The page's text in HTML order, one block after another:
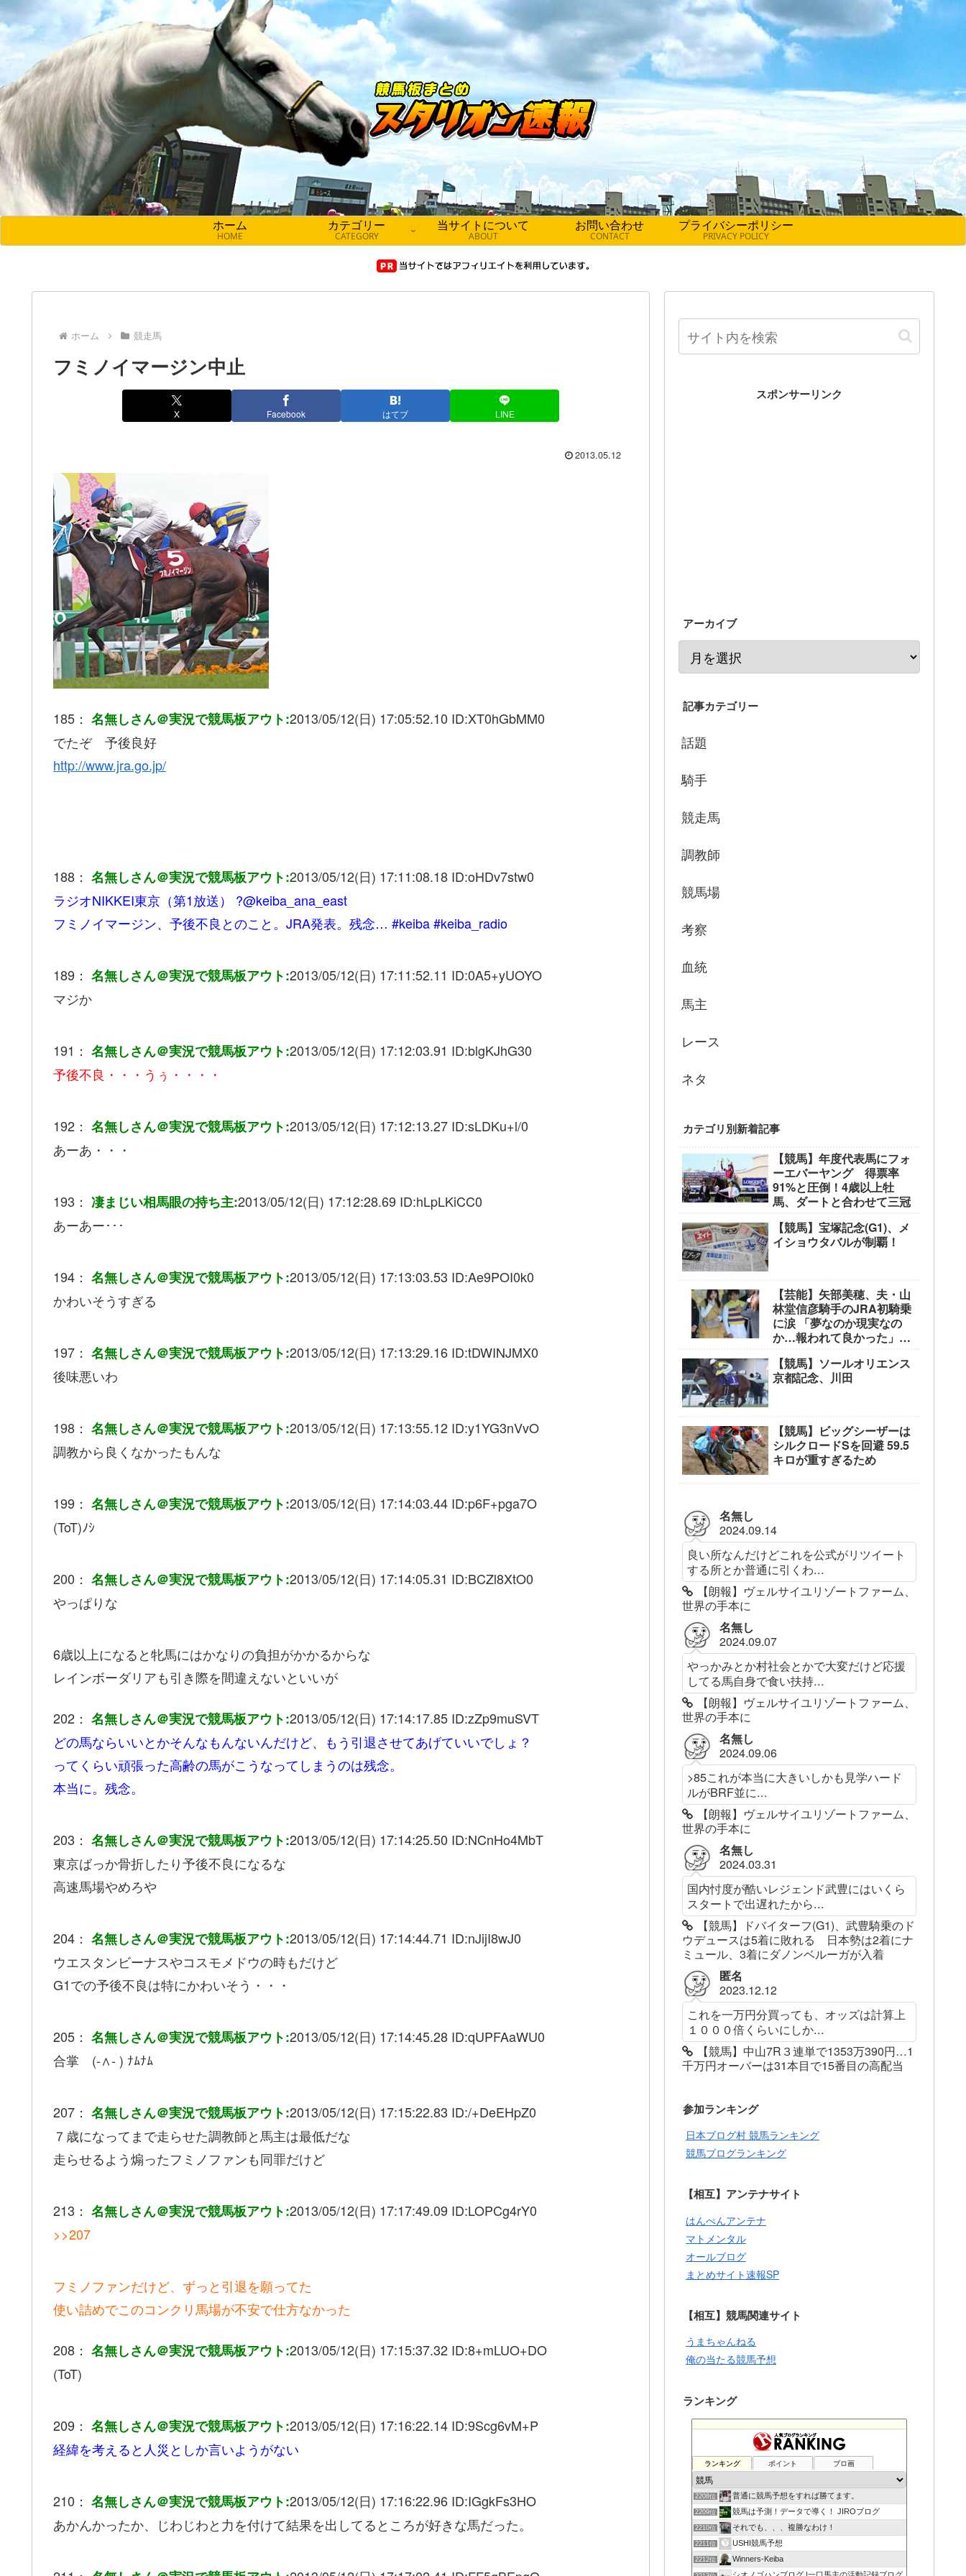
ホーム
HOME
カテゴリー
CATEGORY
当サイトについて
ABOUT
お問い合わせ
CONTACT
プライバシーポリシー
PRIVACY POLICY
ホーム 競走馬
フミノイマージン中止
X Facebook はてブ LINE
2013.05.12
185： 名無しさん＠実況で競馬板アウト:2013/05/12(日) 17:05:52.10 ID:XT0hGbMM0
でたぞ 予後良好
http://www.jra.go.jp/
188： 名無しさん＠実況で競馬板アウト:2013/05/12(日) 17:11:08.18 ID:oHDv7stw0
ラジオNIKKEI東京（第1放送） ?@keiba_ana_east
フミノイマージン、予後不良とのこと。JRA発表。残念… #keiba #keiba_radio
189： 名無しさん＠実況で競馬板アウト:2013/05/12(日) 17:11:52.11 ID:0A5+yUOYO
マジか
191： 名無しさん＠実況で競馬板アウト:2013/05/12(日) 17:12:03.91 ID:blgKJhG30
予後不良・・・うぅ・・・・
192： 名無しさん＠実況で競馬板アウト:2013/05/12(日) 17:12:13.27 ID:sLDKu+l/0
あーあ・・・
193： 凄まじい相馬眼の持ち主:2013/05/12(日) 17:12:28.69 ID:hLpLKiCC0
あーあー･･･
194： 名無しさん＠実況で競馬板アウト:2013/05/12(日) 17:13:03.53 ID:Ae9POI0k0
かわいそうすぎる
197： 名無しさん＠実況で競馬板アウト:2013/05/12(日) 17:13:29.16 ID:tDWINJMX0
後味悪いわ
198： 名無しさん＠実況で競馬板アウト:2013/05/12(日) 17:13:55.12 ID:y1YG3nVvO
調教から良くなかったもんな
199： 名無しさん＠実況で競馬板アウト:2013/05/12(日) 17:14:03.44 ID:p6F+pga7O
(ToT)ﾉｼ
200： 名無しさん＠実況で競馬板アウト:2013/05/12(日) 17:14:05.31 ID:BCZl8XtO0
やっぱりな
6歳以上になると牝馬にはかなりの負担がかかるからな
レインボーダリアも引き際を間違えないといいが
202： 名無しさん＠実況で競馬板アウト:2013/05/12(日) 17:14:17.85 ID:zZp9muSVT
どの馬ならいいとかそんなもんないんだけど、もう引退させてあげていいでしょ？
ってくらい頑張った高齢の馬がこうなってしまうのは残念。
本当に。残念。
203： 名無しさん＠実況で競馬板アウト:2013/05/12(日) 17:14:25.50 ID:NCnHo4MbT
東京ばっか骨折したり予後不良になるな
高速馬場やめろや
204： 名無しさん＠実況で競馬板アウト:2013/05/12(日) 17:14:44.71 ID:nJijI8wJ0
ウエスタンビーナスやコスモメドウの時もだけど
G1での予後不良は特にかわいそう・・・
205： 名無しさん＠実況で競馬板アウト:2013/05/12(日) 17:14:45.28 ID:qUPFAaWU0
合掌 (-∧- ) ﾅﾑﾅﾑ
207： 名無しさん＠実況で競馬板アウト:2013/05/12(日) 17:15:22.83 ID:/+DeEHpZ0
７歳になってまで走らせた調教師と馬主は最低だな
走らせるよう煽ったフミノファンも同罪だけど
213： 名無しさん＠実況で競馬板アウト:2013/05/12(日) 17:17:49.09 ID:LOPCg4rY0
>>207
フミノファンだけど、ずっと引退を願ってた
使い詰めでこのコンクリ馬場が不安で仕方なかった
208： 名無しさん＠実況で競馬板アウト:2013/05/12(日) 17:15:37.32 ID:8+mLUO+DO
(ToT)
209： 名無しさん＠実況で競馬板アウト:2013/05/12(日) 17:16:22.14 ID:9Scg6vM+P
経緯を考えると人災としか言いようがない
210： 名無しさん＠実況で競馬板アウト:2013/05/12(日) 17:16:22.96 ID:IGgkFs3HO
あかんかったか、じわじわと力を付けて結果を出してるところが好きな馬だった。
スポンサーリンク
アーカイブ
記事カテゴリー
話題
騎手
競走馬
調教師
競馬場
考察
血統
馬主
レース
ネタ
カテゴリ別新着記事
【競馬】年度代表馬にフォ
ーエバーヤング 得票率
91%と圧倒！4歳以上牡
馬、ダートと合わせて三冠
【競馬】宝塚記念(G1)、メ
イショウタバルが制覇！
【芸能】矢部美穂、夫・山
林堂信彦騎手のJRA初騎乗
に涙 「夢なのか現実なの
か…報われて良かった」
【競馬】ソールオリエンス
京都記念、川田
【競馬】ビッグシーザーは
シルクロードSを回避 59.5
キロが重すぎるため
名無し
2024.09.14
良い所なんだけどこれを公式がリツイート
する所とか普通に引くわ...
【朗報】ヴェルサイユリゾートファーム、
世界の手本に
名無し
2024.09.07
やっかみとか村社会とかで大変だけど応援
してる馬自身で食い扶持...
【朗報】ヴェルサイユリゾートファーム、
世界の手本に
名無し
2024.09.06
>85これが本当に大きいしかも見学ハード
ルがBRF並に...
【朗報】ヴェルサイユリゾートファーム、
世界の手本に
名無し
2024.03.31
国内忖度が酷いレジェンド武豊にはいくら
スタートで出遅れたから...
【競馬】ドバイターフ(G1)、武豊騎乗のド
ウデュースは5着に敗れる 日本勢は2着にナ
ミュール、3着にダノンベルーガが入着
匿名
2023.12.12
これを一万円分買っても、オッズは計算上
１０００倍くらいにしか...
【競馬】中山7R３連単で1353万390円…1
千万円オーバーは31本目で15番目の高配当
参加ランキング
日本ブログ村 競馬ランキング
競馬ブログランキング
【相互】アンテナサイト
はんぺんアンテナ
マトメンタル
オールブログ
まとめサイト速報SP
【相互】競馬関連サイト
うまちゃんねる
俺の当たる競馬予想
ランキング
ランキング ポイント ブロ画
2208位 普通に競馬予想をすれば勝てます。
2209位 競馬は予測！データで導く！ JIROブログ
2210位 それでも、、、複勝なわけ！
2211位 USHI競馬予想
2212位 Winners-Keiba